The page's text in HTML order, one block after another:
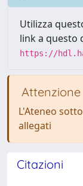
Utilizza
link a questo
https://
Attenzione
L'Ateneo
allegati
Citazioni